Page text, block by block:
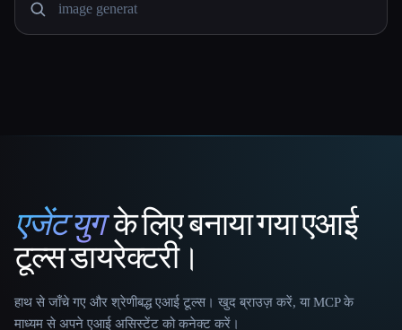
That AI Collection
एजेंट युगके लिए बनाया गया एआई
टूल्स डायरेक्टरी।
हाथ से जाँचे गए और श्रेणीबद्ध एआई टूल्स। खुद ब्राउज़ करें, या MCP के
माध्यम से अपने एआई असिस्टेंट को कनेक्ट करें।